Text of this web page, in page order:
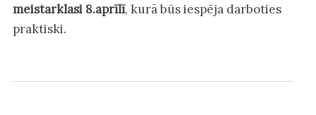
meistarklasi 8.aprīlī, kurā būs iespēja darboties
praktiski.